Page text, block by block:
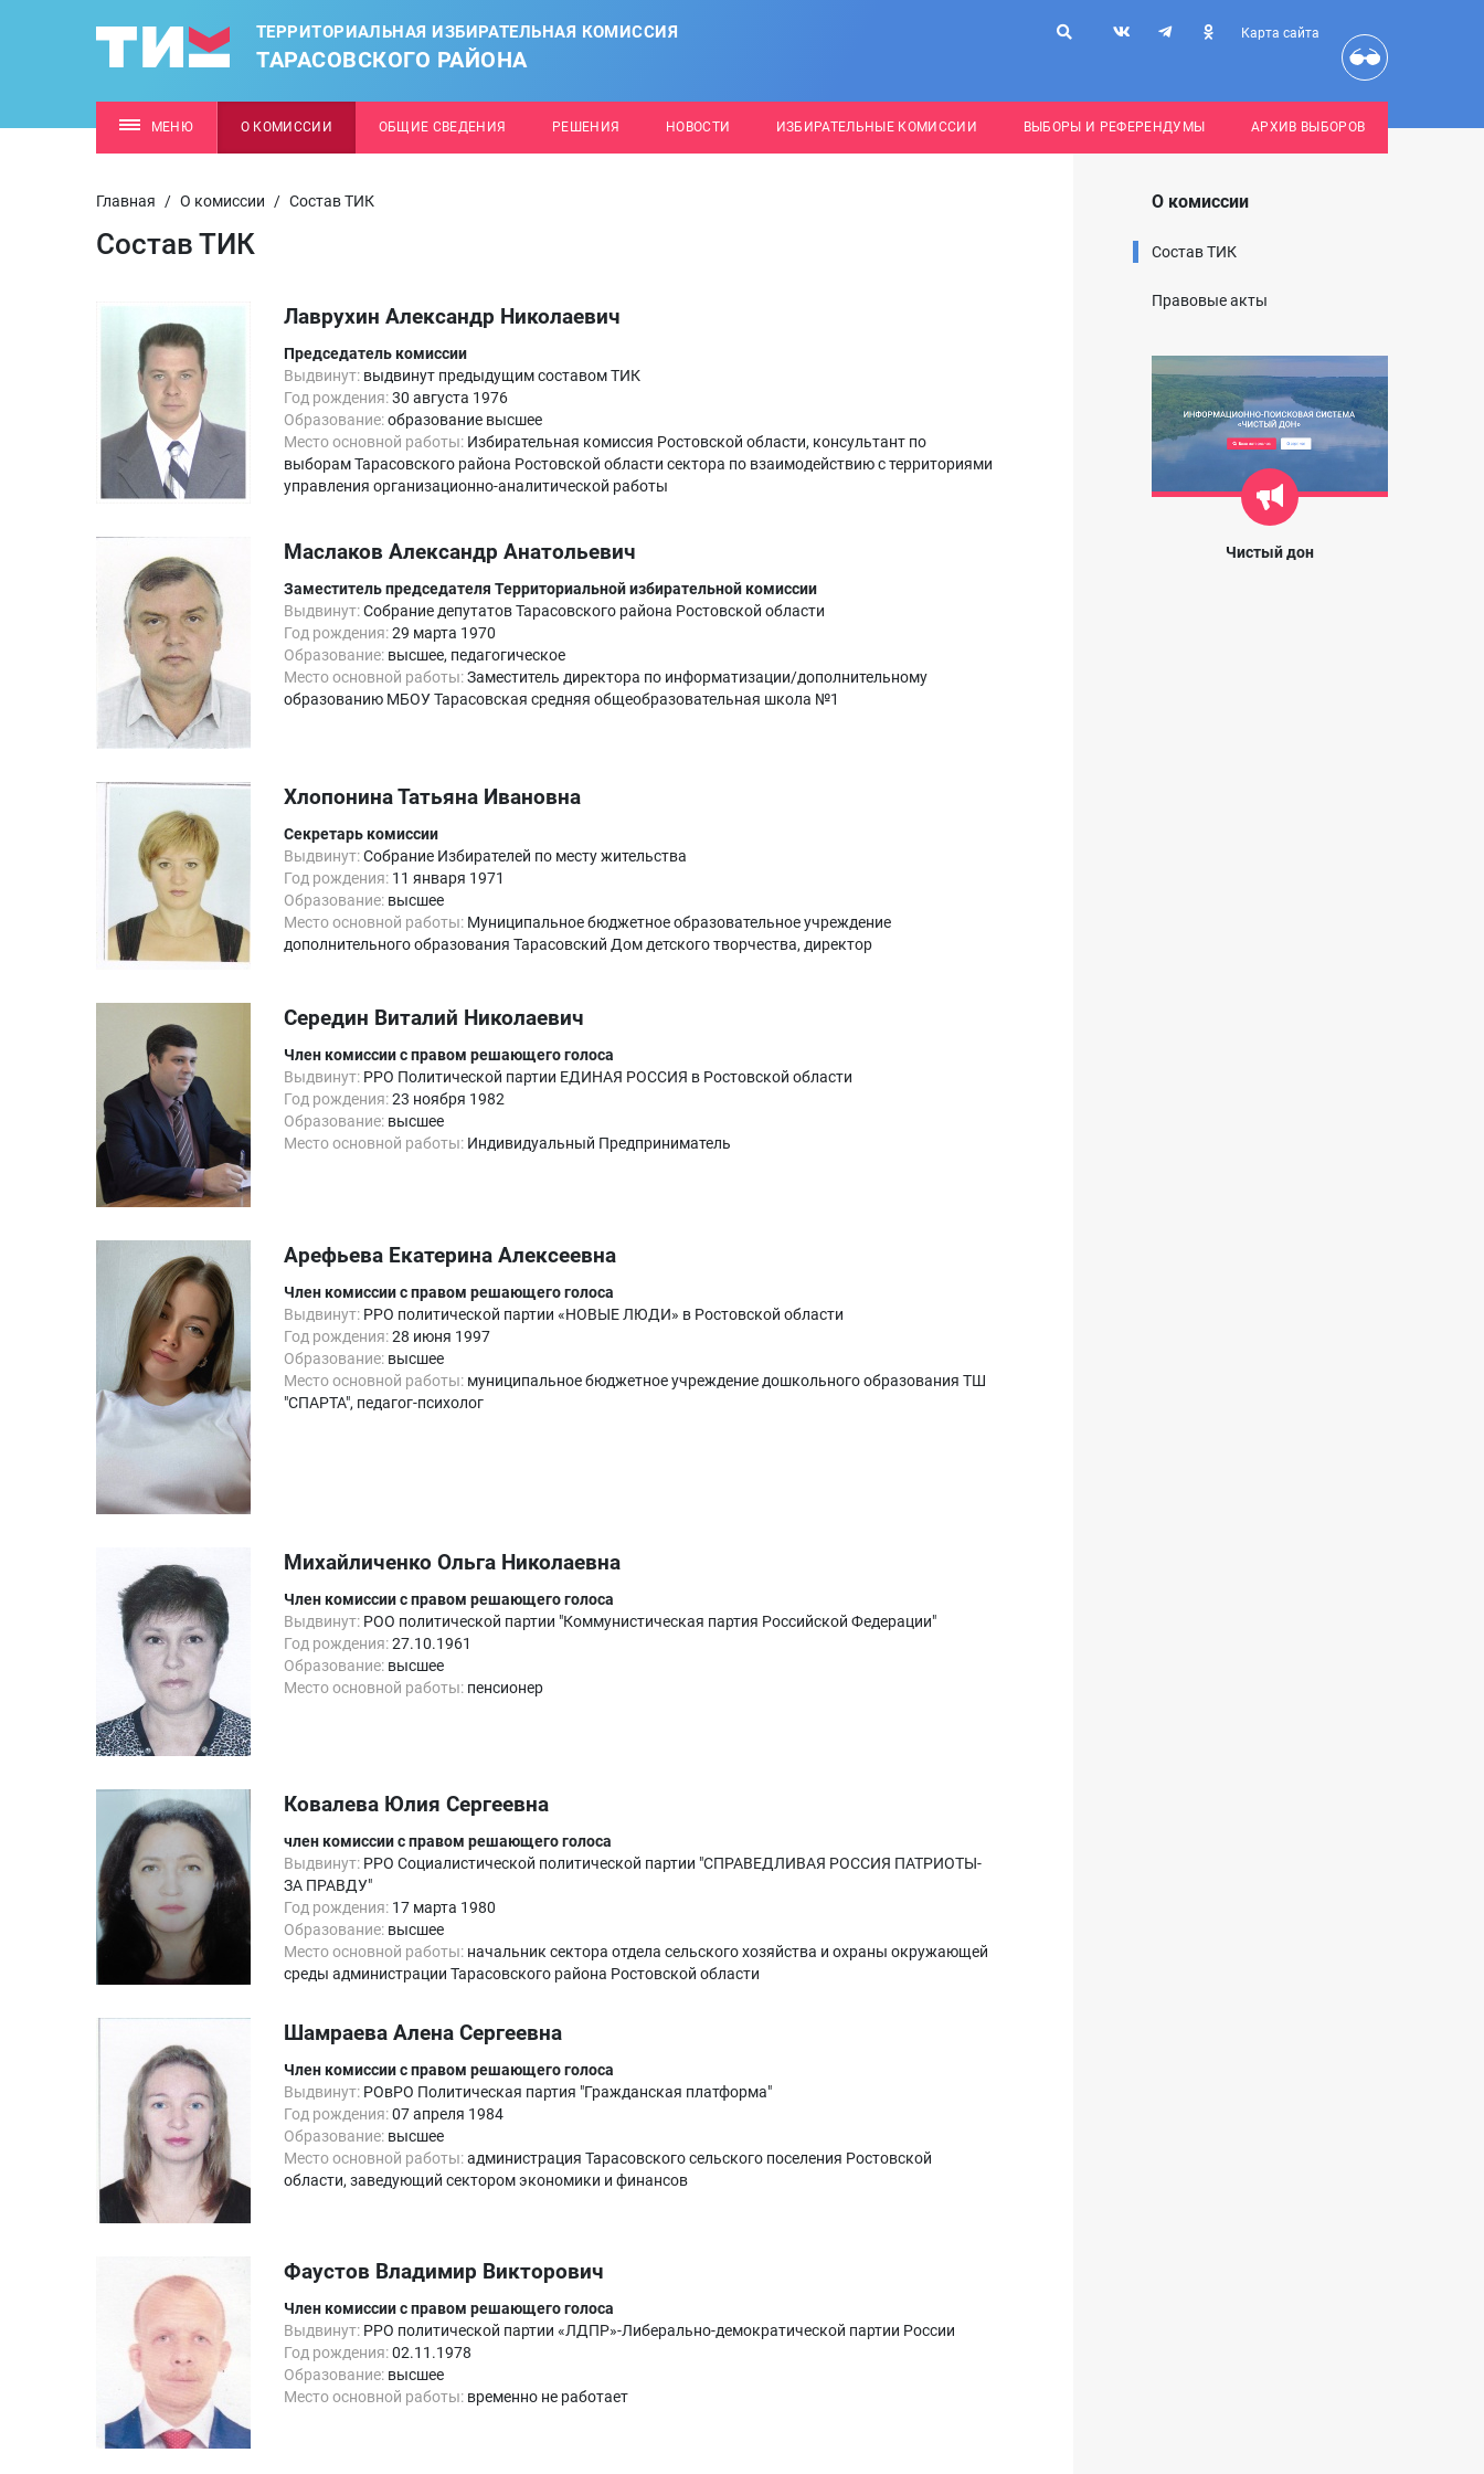
ТЕРРИТОРИАЛЬНАЯ ИЗБИРАТЕЛЬНАЯ КОМИССИЯ
ТАРАСОВСКОГО РАЙОНА
Карта сайта
МЕНЮ О КОМИССИИ ОБЩИЕ СВЕДЕНИЯ РЕШЕНИЯ НОВОСТИ ИЗБИРАТЕЛЬНЫЕ КОМИССИИ ВЫБОРЫ И РЕФЕРЕНДУМЫ АРХИВ ВЫБОРОВ
Главная / О комиссии / Состав ТИК
Состав ТИК
Лаврухин Александр Николаевич
Председатель комиссии
Выдвинут: выдвинут предыдущим составом ТИК
Год рождения:30 августа 1976
Образование:образование высшее
Место основной работы: Избирательная комиссия Ростовской области, консультант по
выборам Тарасовского района Ростовской области сектора по взаимодействию с территориями
управления организационно-аналитической работы
Маслаков Александр Анатольевич
Заместитель председателя Территориальной избирательной комиссии
Выдвинут:Собрание депутатов Тарасовского района Ростовской области
Год рождения:29 марта 1970
Образование: высшее, педагогическое
Место основной работы:Заместитель директора по информатизации/дополнительному
образованию МБОУ Тарасовская средняя общеобразовательная школа №1
Хлопонина Татьяна Ивановна
Секретарь комиссии
Выдвинут:Собрание Избирателей по месту жительства
Год рождения: 11 января 1971
Образование: высшее
Место основной работы: Муниципальное бюджетное образовательное учреждение
дополнительного образования Тарасовский Дом детского творчества, директор
Середин Виталий Николаевич
Член комиссии с правом решающего голоса
Выдвинут: РРО Политической партии ЕДИНАЯ РОССИЯ в Ростовской области
Год рождения:23 ноября 1982
Образование: высшее
Место основной работы: Индивидуальный Предприниматель
Арефьева Екатерина Алексеевна
Член комиссии с правом решающего голоса
Выдвинут: РРО политической партии «НОВЫЕ ЛЮДИ» в Ростовской области
Год рождения:28 июня 1997
Образование: высшее
Место основной работы: муниципальное бюджетное учреждение дошкольного образования ТШ
"СПАРТА", педагог-психолог
Михайличенко Ольга Николаевна
Член комиссии с правом решающего голоса
Выдвинут: РОО политической партии "Коммунистическая партия Российской Федерации"
Год рождения:27.10.1961
Образование: высшее
Место основной работы: пенсионер
Ковалева Юлия Сергеевна
член комиссии с правом решающего голоса
Выдвинут: РРО Социалистической политической партии "СПРАВЕДЛИВАЯ РОССИЯ ПАТРИОТЫ-
ЗА ПРАВДУ"
Год рождения: 17 марта 1980
Образование: высшее
Место основной работы: начальник сектора отдела сельского хозяйства и охраны окружающей
среды администрации Тарасовского района Ростовской области
Шамраева Алена Сергеевна
Член комиссии с правом решающего голоса
Выдвинут: РОвРО Политическая партия "Гражданская платформа"
Год рождения:07 апреля 1984
Образование: высшее
Место основной работы:администрация Тарасовского сельского поселения Ростовской
области, заведующий сектором экономики и финансов
Фаустов Владимир Викторович
Член комиссии с правом решающего голоса
Выдвинут: РРО политической партии «ЛДПР»-Либерально-демократической партии России
Год рождения:02.11.1978
Образование: высшее
Место основной работы: временно не работает
О комиссии
Состав ТИК
Правовые акты
Чистый дон